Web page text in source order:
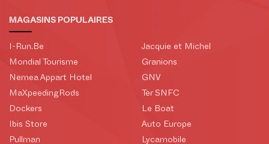
MAGASINS POPULAIRES
I-Run.Be
Mondial Tourisme
Nemea Appart Hotel
MaXpeedingRods
Dockers
Ibis Store
Pullman
Jacquie et Michel
Granions
GNV
Ter SNFC
Le Boat
Auto Europe
Lycamobile